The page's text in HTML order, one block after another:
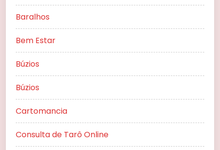
Baralhos
Bem Estar
Búzios
Búzios
Cartomancia
Consulta de Tarô Online